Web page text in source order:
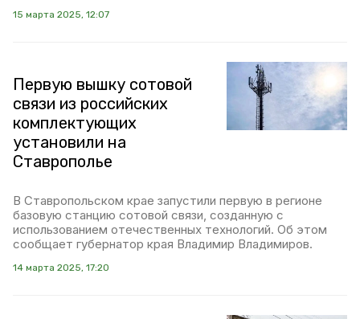
15 марта 2025, 12:07
Первую вышку сотовой
связи из российских
комплектующих
установили на
Ставрополье
В Ставропольском крае запустили первую в регионе
базовую станцию сотовой связи, созданную с
использованием отечественных технологий. Об этом
сообщает губернатор края Владимир Владимиров.
14 марта 2025, 17:20